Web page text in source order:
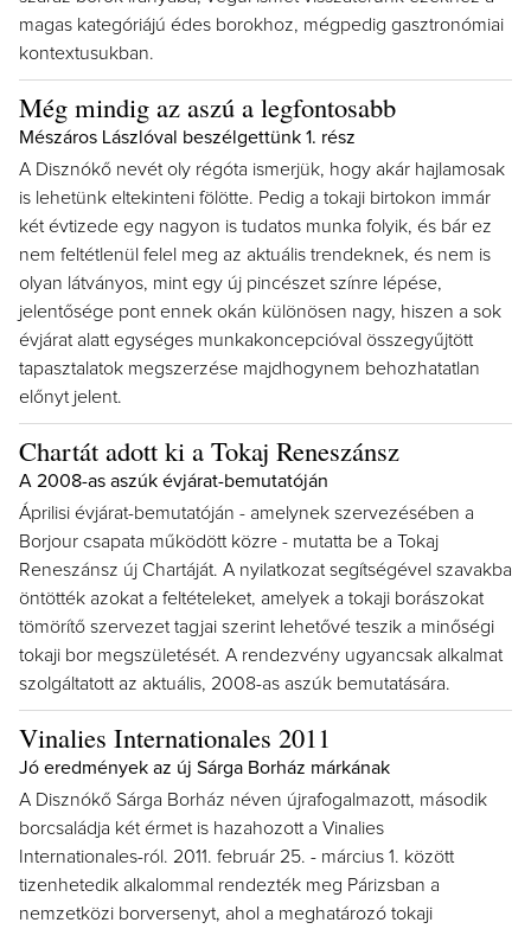
magas kategóriájú édes borokhoz, mégpedig gasztronómiai
kontextusukban.
Még mindig az aszú a legfontosabb
Mészáros Lászlóval beszélgettünk 1. rész
A Disznókő nevét oly régóta ismerjük, hogy akár hajlamosak
is lehetünk eltekinteni fölötte. Pedig a tokaji birtokon immár
két évtizede egy nagyon is tudatos munka folyik, és bár ez
nem feltétlenül felel meg az aktuális trendeknek, és nem is
olyan látványos, mint egy új pincészet színre lépése,
jelentősége pont ennek okán különösen nagy, hiszen a sok
évjárat alatt egységes munkakoncepcióval összegyűjtött
tapasztalatok megszerzése majdhogynem behozhatatlan
előnyt jelent.
Chartát adott ki a Tokaj Reneszánsz
A 2008-as aszúk évjárat-bemutatóján
Áprilisi évjárat-bemutatóján - amelynek szervezésében a
Borjour csapata működött közre - mutatta be a Tokaj
Reneszánsz új Chartáját. A nyilatkozat segítségével szavakba
öntötték azokat a feltételeket, amelyek a tokaji borászokat
tömörítő szervezet tagjai szerint lehetővé teszik a minőségi
tokaji bor megszületését. A rendezvény ugyancsak alkalmat
szolgáltatott az aktuális, 2008-as aszúk bemutatására.
Vinalies Internationales 2011
Jó eredmények az új Sárga Borház márkának
A Disznókő Sárga Borház néven újrafogalmazott, második
borcsaládja két érmet is hazahozott a Vinalies
Internationales-ról. 2011. február 25. - március 1. között
tizenhetedik alkalommal rendezték meg Párizsban a
nemzetközi borversenyt, ahol a meghatározó tokaji